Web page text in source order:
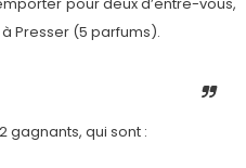
Presser (5 parfums).
gagnants, qui sont :